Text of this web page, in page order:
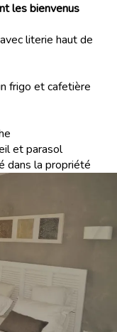
les bienvenus
literie haut de
frigo et cafetière
et parasol
dans la propriété